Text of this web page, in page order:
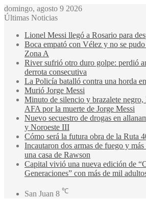
domingo, agosto 9 2026
Últimas Noticias
Lionel Messi llegó a Rosario para
Boca empató con Vélez y no se
Zona A
River sufrió otro duro golpe: perdió
derrota consecutiva
La Policía batalló contra una horda
Murió Jorge Messi
Minuto de silencio y brazalete negro,
AFA por la muerte de Jorge Messi
Nuevo secuestro de drogas en
y Noroeste III
Cómo será la futura obra de la Ruta
Incautaron dos armas de fuego y
una casa de Rawson
Capital vivió una nueva edición de
Generaciones” con más de mil
San Juan 8 ℃